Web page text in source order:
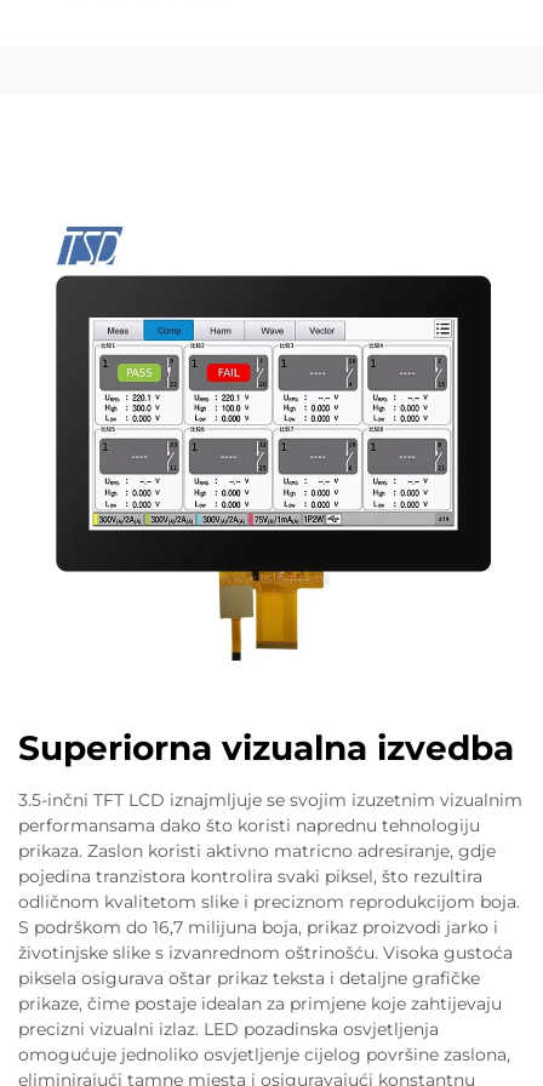
Superiorna vizualna izvedba
3.5-inčni TFT LCD iznajmljuje se svojim izuzetnim vizualnim
performansama dako što koristi naprednu tehnologiju
prikaza. Zaslon koristi aktivno matricno adresiranje, gdje
pojedina tranzistora kontrolira svaki piksel, što rezultira
odličnom kvalitetom slike i preciznom reprodukcijom boja.
S podrškom do 16,7 milijuna boja, prikaz proizvodi jarko i
životinjske slike s izvanrednom oštrinošću. Visoka gustoća
piksela osigurava oštar prikaz teksta i detaljne grafičke
prikaze, čime postaje idealan za primjene koje zahtijevaju
precizni vizualni izlaz. LED pozadinska osvjetljenja
omogućuje jednoliko osvjetljenje cijelog površine zaslona,
eliminirajući tamne mjesta i osiguravajući konstantnu